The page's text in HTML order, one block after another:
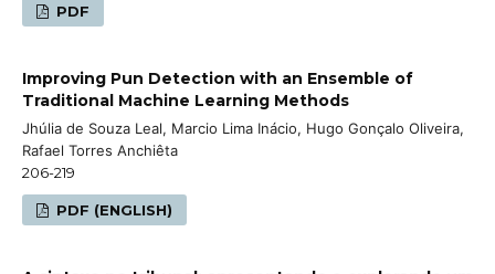
PDF
Improving Pun Detection with an Ensemble of
Traditional Machine Learning Methods
Jhúlia de Souza Leal, Marcio Lima Inácio, Hugo Gonçalo Oliveira,
Rafael Torres Anchiêta
206-219
PDF (ENGLISH)